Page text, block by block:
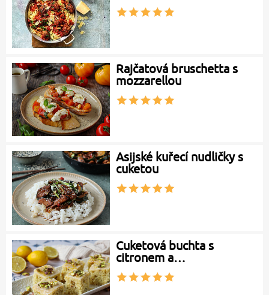
Rajčatová bruschetta s
mozzarellou
Asijské kuřecí nudličky s
cuketou
Cuketová buchta s
citronem a…